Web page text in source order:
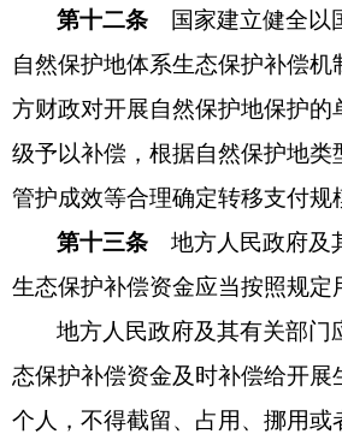
第十二条 国家建立健全以
自然保护地体系生态保护补偿机
方财政对开展自然保护地保护的
级予以补偿，根据自然保护地类
管护成效等合理确定转移支付规
第十三条 地方人民政府及
生态保护补偿资金应当按照规定
地方人民政府及其有关部门
态保护补偿资金及时补偿给开展
个人，不得截留、占用、挪用或